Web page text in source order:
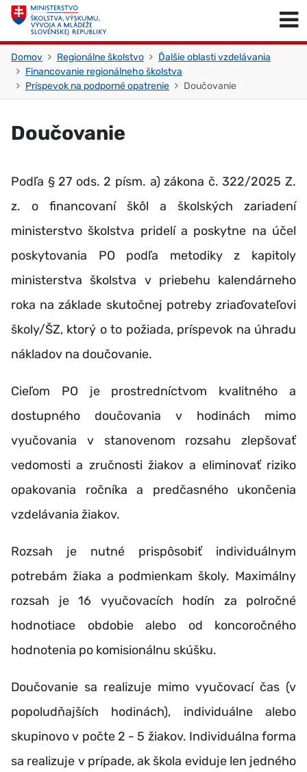
Skočiť na obsah
Domov Regionálne školstvo
Ďalšie oblasti vzdelávania
Financovanie regionálneho školstva
Príspevok na podporné opatrenie
Doučovanie
Doučovanie
Podľa § 27 ods. 2 písm. a) zákona č. 322/2025 Z.
z. o financovaní škôl a školských zariadení
ministerstvo školstva pridelí a poskytne na účel
poskytovania PO podľa metodiky z kapitoly
ministerstva školstva v priebehu kalendárneho
roka na základe skutočnej potreby zriaďovateľovi
školy/ŠZ, ktorý o to požiada, príspevok na úhradu
nákladov na doučovanie.
Cieľom PO je prostredníctvom kvalitného a
dostupného doučovania v hodinách mimo
vyučovania v stanovenom rozsahu zlepšovať
vedomosti a zručnosti žiakov a eliminovať riziko
opakovania ročníka a predčasného ukončenia
vzdelávania žiakov.
Rozsah je nutné prispôsobiť individuálnym
potrebám žiaka a podmienkam školy. Maximálny
rozsah je 16 vyučovacích hodín za polročné
hodnotiace obdobie alebo od koncoročného
hodnotenia po komisionálnu skúšku.
Doučovanie sa realizuje mimo vyučovací čas (v
popoludňajších hodinách), individuálne alebo
skupinovo v počte 2 - 5 žiakov. Individuálna forma
sa realizuje v prípade, ak škola eviduje len jedného
Skočiť na začiatok stránky